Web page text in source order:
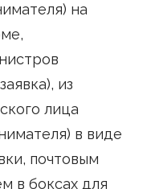
на
из
лица
в виде
почтовым
в боксах для